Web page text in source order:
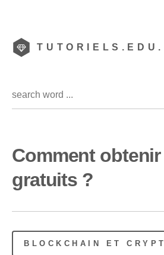
Comment
gratuits ?
BLOCKCHAIN ET